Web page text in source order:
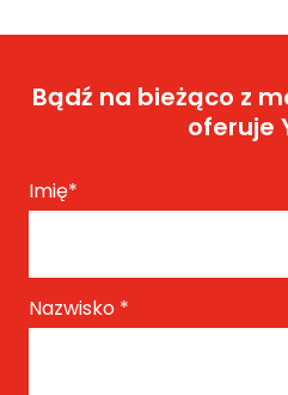
Bądź na bieżąco z
oferuje
Imię*
Nazwisko *